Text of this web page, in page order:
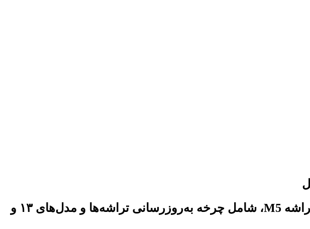
نگاهی تحلیلی به زمان‌بندی و ویژگی‌های مورد انتظار مک‌بوک ایر مجهز به تراشه M5، شامل چرخه به‌روزرسانی تراشه‌ها و مدل‌های ۱۳ و